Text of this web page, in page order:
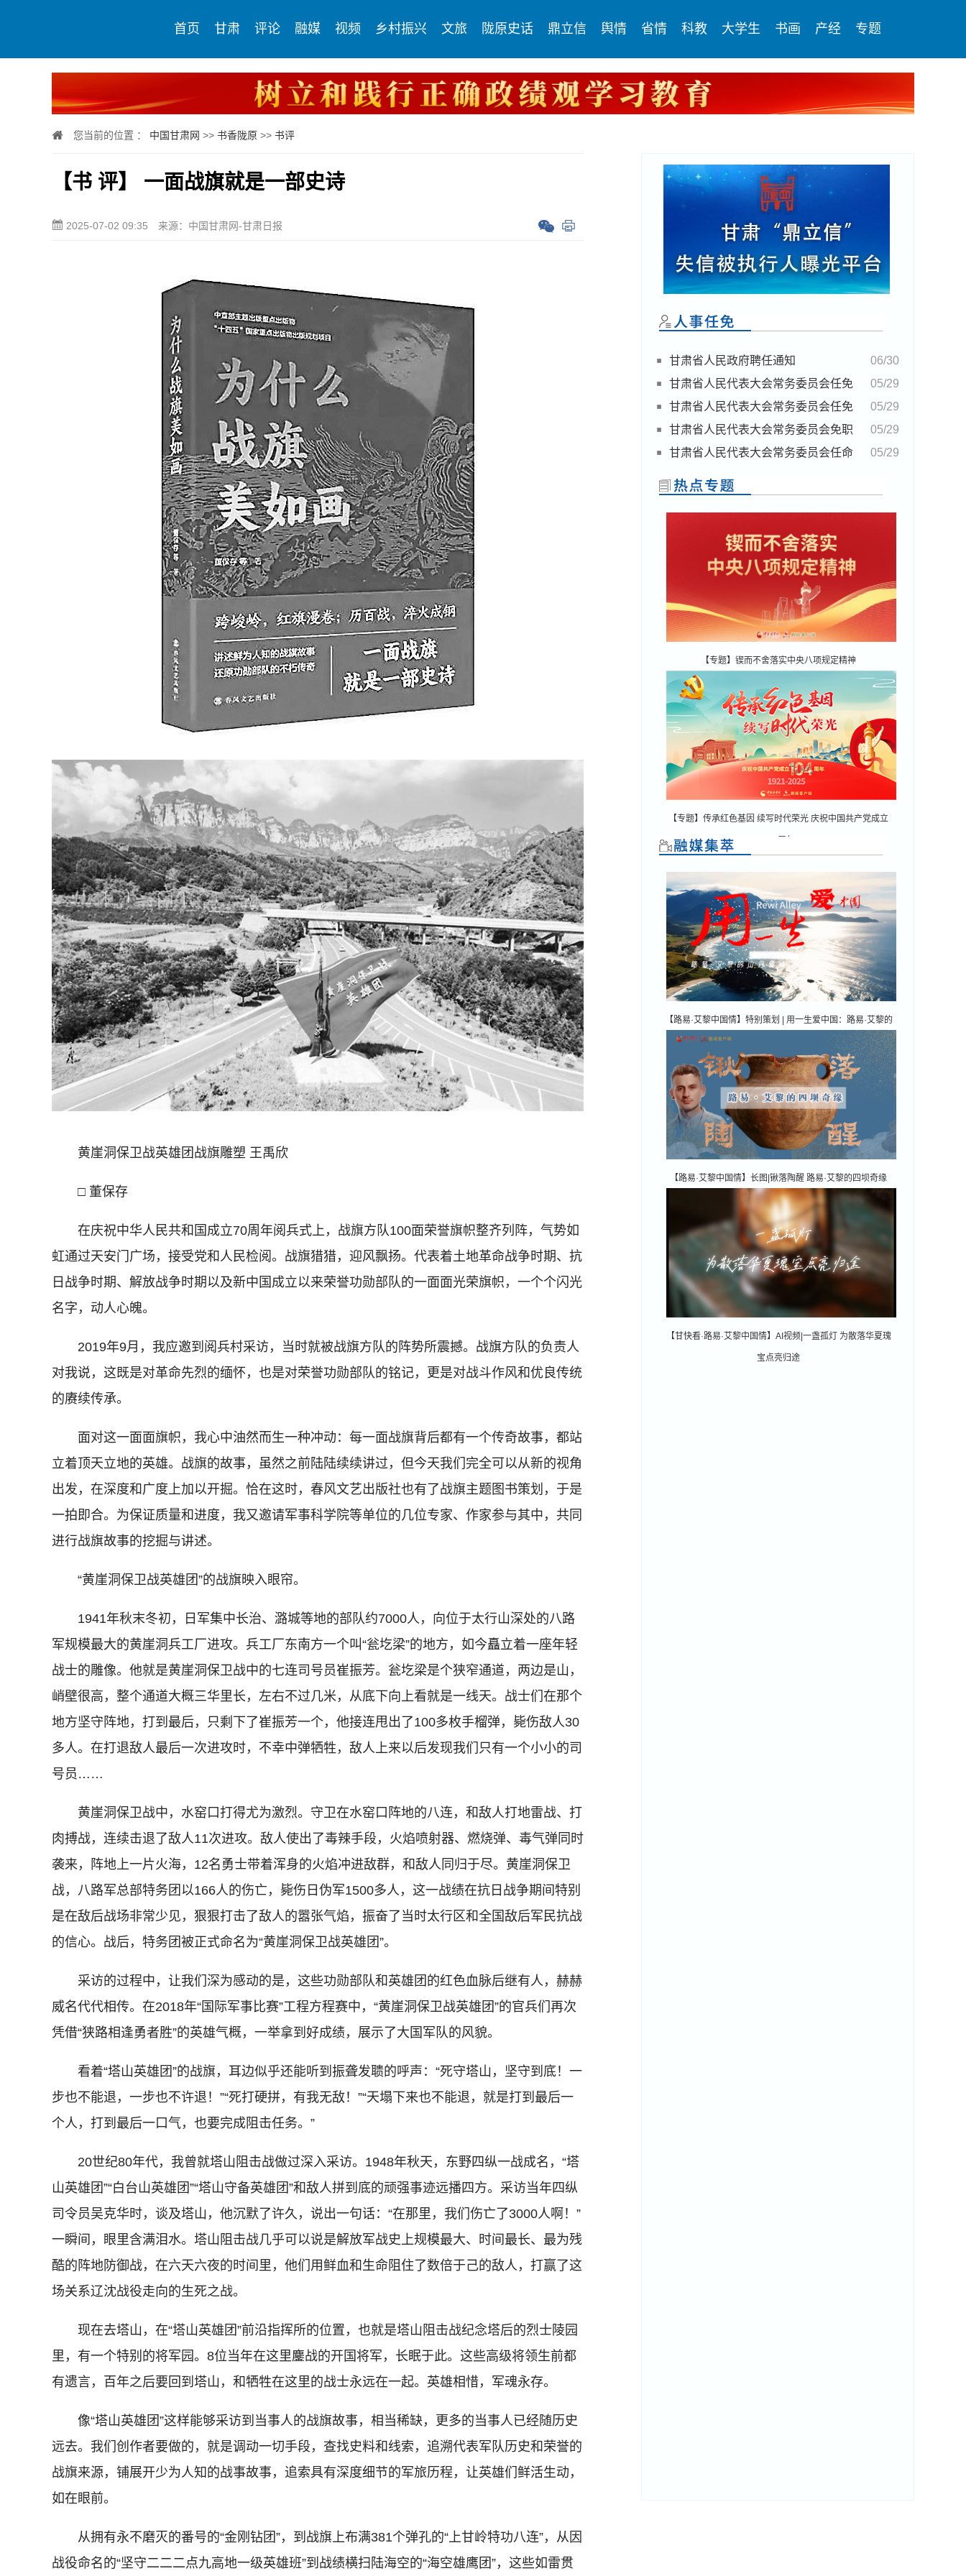
首页 甘肃 评论 融媒 视频 乡村振兴 文旅 陇原史话 鼎立信 舆情 省情 科教 大学生 书画 产经 专题
您当前的位置 ： 中国甘肃网 >> 书香陇原 >> 书评
【书 评】 一面战旗就是一部史诗
2025-07-02 09:35 来源：中国甘肃网-甘肃日报
黄崖洞保卫战英雄团战旗雕塑 王禹欣
□ 董保存
在庆祝中华人民共和国成立70周年阅兵式上，战旗方队100面荣誉旗帜整齐列阵，气势如
虹通过天安门广场，接受党和人民检阅。战旗猎猎，迎风飘扬。代表着土地革命战争时期、抗
日战争时期、解放战争时期以及新中国成立以来荣誉功勋部队的一面面光荣旗帜，一个个闪光
名字，动人心魄。
2019年9月，我应邀到阅兵村采访，当时就被战旗方队的阵势所震撼。战旗方队的负责人
对我说，这既是对革命先烈的缅怀，也是对荣誉功勋部队的铭记，更是对战斗作风和优良传统
的赓续传承。
面对这一面面旗帜，我心中油然而生一种冲动：每一面战旗背后都有一个传奇故事，都站
立着顶天立地的英雄。战旗的故事，虽然之前陆陆续续讲过，但今天我们完全可以从新的视角
出发，在深度和广度上加以开掘。恰在这时，春风文艺出版社也有了战旗主题图书策划，于是
一拍即合。为保证质量和进度，我又邀请军事科学院等单位的几位专家、作家参与其中，共同
进行战旗故事的挖掘与讲述。
“黄崖洞保卫战英雄团”的战旗映入眼帘。
1941年秋末冬初，日军集中长治、潞城等地的部队约7000人，向位于太行山深处的八路
军规模最大的黄崖洞兵工厂进攻。兵工厂东南方一个叫“瓮圪梁”的地方，如今矗立着一座年轻
战士的雕像。他就是黄崖洞保卫战中的七连司号员崔振芳。瓮圪梁是个狭窄通道，两边是山，
峭壁很高，整个通道大概三华里长，左右不过几米，从底下向上看就是一线天。战士们在那个
地方坚守阵地，打到最后，只剩下了崔振芳一个，他接连甩出了100多枚手榴弹，毙伤敌人30
多人。在打退敌人最后一次进攻时，不幸中弹牺牲，敌人上来以后发现我们只有一个小小的司
号员……
黄崖洞保卫战中，水窑口打得尤为激烈。守卫在水窑口阵地的八连，和敌人打地雷战、打
肉搏战，连续击退了敌人11次进攻。敌人使出了毒辣手段，火焰喷射器、燃烧弹、毒气弹同时
袭来，阵地上一片火海，12名勇士带着浑身的火焰冲进敌群，和敌人同归于尽。黄崖洞保卫
战，八路军总部特务团以166人的伤亡，毙伤日伪军1500多人，这一战绩在抗日战争期间特别
是在敌后战场非常少见，狠狠打击了敌人的嚣张气焰，振奋了当时太行区和全国敌后军民抗战
的信心。战后，特务团被正式命名为“黄崖洞保卫战英雄团”。
采访的过程中，让我们深为感动的是，这些功勋部队和英雄团的红色血脉后继有人，赫赫
威名代代相传。在2018年“国际军事比赛”工程方程赛中，“黄崖洞保卫战英雄团”的官兵们再次
凭借“狭路相逢勇者胜”的英雄气概，一举拿到好成绩，展示了大国军队的风貌。
看着“塔山英雄团”的战旗，耳边似乎还能听到振聋发聩的呼声：“死守塔山，坚守到底！一
步也不能退，一步也不许退！”“死打硬拼，有我无敌！”“天塌下来也不能退，就是打到最后一
个人，打到最后一口气，也要完成阻击任务。”
20世纪80年代，我曾就塔山阻击战做过深入采访。1948年秋天，东野四纵一战成名，“塔
山英雄团”“白台山英雄团”“塔山守备英雄团”和敌人拼到底的顽强事迹远播四方。采访当年四纵
司令员吴克华时，谈及塔山，他沉默了许久，说出一句话：“在那里，我们伤亡了3000人啊！”
一瞬间，眼里含满泪水。塔山阻击战几乎可以说是解放军战史上规模最大、时间最长、最为残
酷的阵地防御战，在六天六夜的时间里，他们用鲜血和生命阻住了数倍于己的敌人，打赢了这
场关系辽沈战役走向的生死之战。
现在去塔山，在“塔山英雄团”前沿指挥所的位置，也就是塔山阻击战纪念塔后的烈士陵园
里，有一个特别的将军园。8位当年在这里鏖战的开国将军，长眠于此。这些高级将领生前都
有遗言，百年之后要回到塔山，和牺牲在这里的战士永远在一起。英雄相惜，军魂永存。
像“塔山英雄团”这样能够采访到当事人的战旗故事，相当稀缺，更多的当事人已经随历史
远去。我们创作者要做的，就是调动一切手段，查找史料和线索，追溯代表军队历史和荣誉的
战旗来源，铺展开少为人知的战事故事，追索具有深度细节的军旅历程，让英雄们鲜活生动，
如在眼前。
从拥有永不磨灭的番号的“金刚钻团”，到战旗上布满381个弹孔的“上甘岭特功八连”，从因
战役命名的“坚守二二二点九高地一级英雄班”到战绩横扫陆海空的“海空雄鹰团”，这些如雷贯
06/30
甘肃省人民政府聘任通知
05/29
甘肃省人民代表大会常务委员会任免
名单
05/29
甘肃省人民代表大会常务委员会任免
名单
05/29
甘肃省人民代表大会常务委员会免职
名单
05/29
甘肃省人民代表大会常务委员会任命
名单
【专题】锲而不舍落实中央八项规定精神
【专题】传承红色基因 续写时代荣光 庆祝中国共产党成立
104周年
【路易·艾黎中国情】特别策划 | 用一生爱中国：路易·艾黎的
【路易·艾黎中国情】长图|锹落陶醒 路易·艾黎的四坝奇缘
【甘快看·路易·艾黎中国情】AI视频|一盏孤灯 为散落华夏瑰
宝点亮归途